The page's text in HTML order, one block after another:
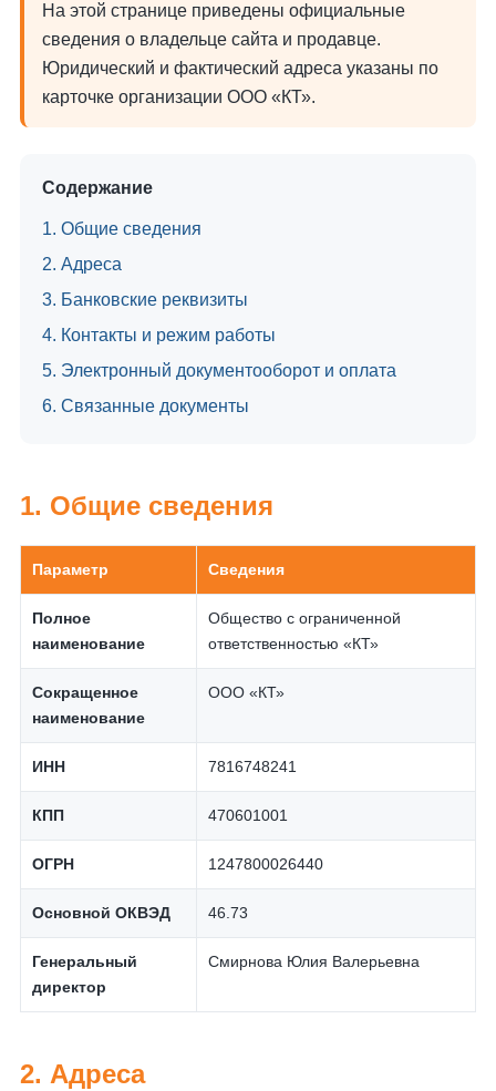
На этой странице приведены официальные
сведения о владельце сайта и продавце.
Юридический и фактический адреса указаны по
карточке организации ООО «КТ».
Содержание
1. Общие сведения
2. Адреса
3. Банковские реквизиты
4. Контакты и режим работы
5. Электронный документооборот и оплата
6. Связанные документы
1. Общие сведения
Параметр Сведения
Полное
наименование
Общество с ограниченной
ответственностью «КТ»
Сокращенное
наименование
ООО «КТ»
ИНН 7816748241
КПП 470601001
ОГРН 1247800026440
Основной ОКВЭД 46.73
Генеральный
директор
Смирнова Юлия Валерьевна
2. Адреса